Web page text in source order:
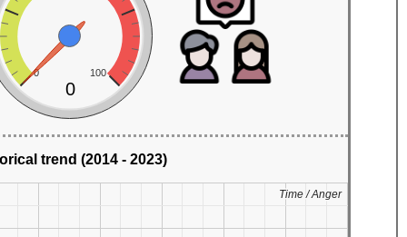
0 100
0
trend (2014 - 2023)
Time / Anger
Time / Anger